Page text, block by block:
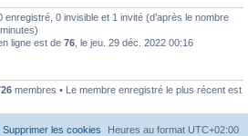
enregistré, 0 invisible et 1 invité (d’après le nombre
ligne est de 76 , le jeu. 29 déc. 2022 00:16
membres • Le membre enregistré le plus récent est
Heures au format UTC+02:00
Supprimer les cookies